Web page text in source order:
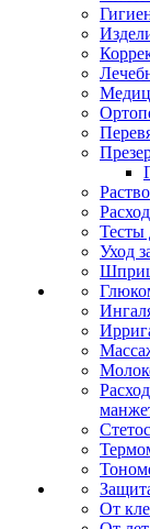
Тесты
Уход
От